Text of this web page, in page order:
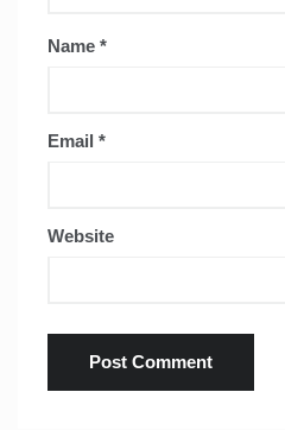
Name *
Email *
Website